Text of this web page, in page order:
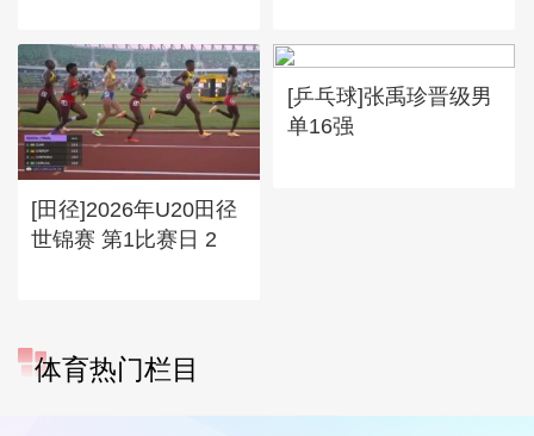
[田径]2026年U20田径
世锦赛 第1比赛日 2
[乒乓球]张禹珍晋级男
单16强
体育热门栏目